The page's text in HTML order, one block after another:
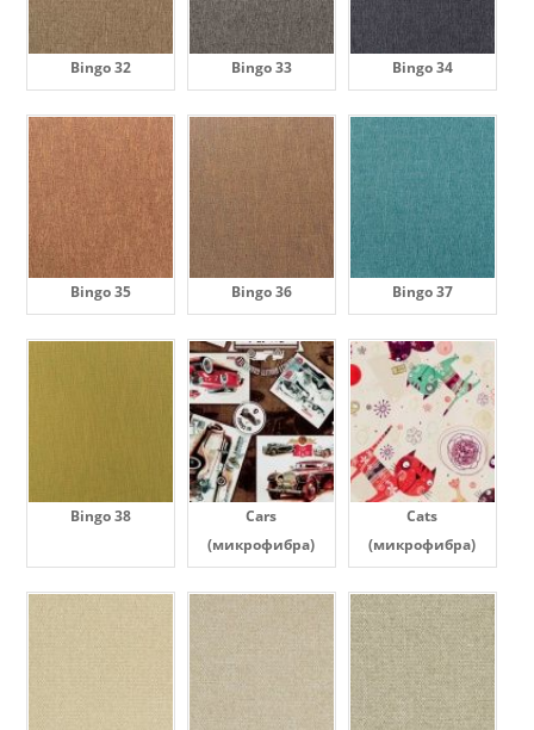
Bingo 32 Bingo 33 Bingo 34
Bingo 35 Bingo 36 Bingo 37
Bingo 38
Cars
(микрофибра)
Cats
(микрофибра)